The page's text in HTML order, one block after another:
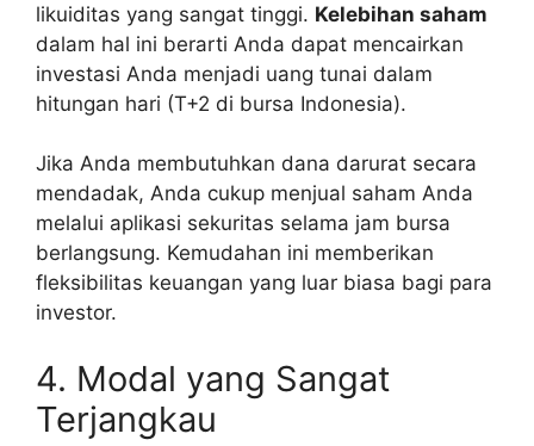
likuiditas yang sangat tinggi. Kelebihan saham
dalam hal ini berarti Anda dapat mencairkan
investasi Anda menjadi uang tunai dalam
hitungan hari (T+2 di bursa Indonesia).
Jika Anda membutuhkan dana darurat secara
mendadak, Anda cukup menjual saham Anda
melalui aplikasi sekuritas selama jam bursa
berlangsung. Kemudahan ini memberikan
fleksibilitas keuangan yang luar biasa bagi para
investor.
4. Modal yang Sangat
Terjangkau